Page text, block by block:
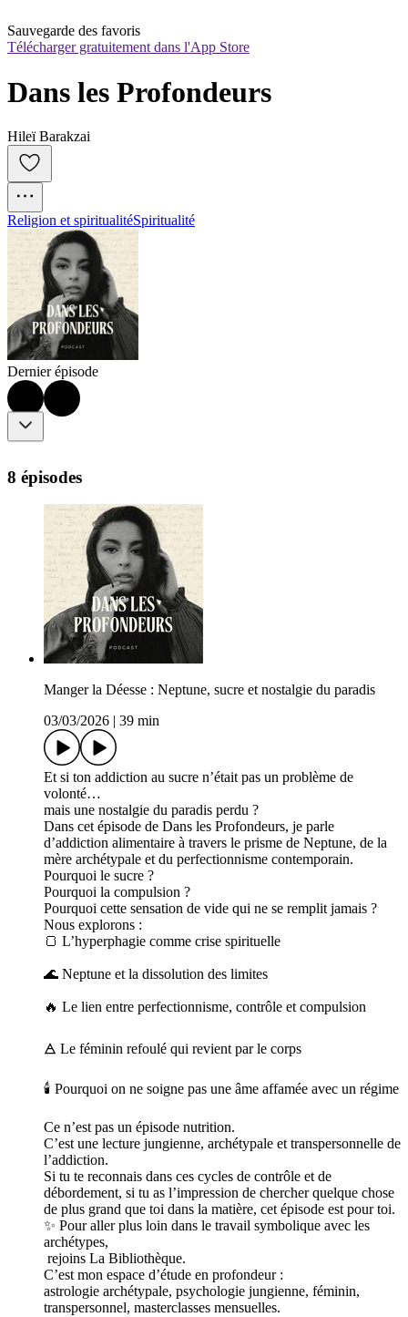
Sauvegarde des favoris
Télécharger gratuitement dans l'App Store
Dans les Profondeurs
Hileï Barakzai
Religion et spiritualitéSpiritualité
Dernier épisode
8 épisodes
Manger la Déesse : Neptune, sucre et nostalgie du paradis
03/03/2026
39 min
Et si ton addiction au sucre n’était pas un problème de
volonté…
mais une nostalgie du paradis perdu ?
Dans cet épisode de Dans les Profondeurs, je parle
d’addiction alimentaire à travers le prisme de Neptune, de la
mère archétypale et du perfectionnisme contemporain.
Pourquoi le sucre ?
Pourquoi la compulsion ?
Pourquoi cette sensation de vide qui ne se remplit jamais ?
Nous explorons :
🍞 L’hyperphagie comme crise spirituelle
🌊 Neptune et la dissolution des limites
🔥 Le lien entre perfectionnisme, contrôle et compulsion
🜁 Le féminin refoulé qui revient par le corps
🕯 Pourquoi on ne soigne pas une âme affamée avec un régime
Ce n’est pas un épisode nutrition.
C’est une lecture jungienne, archétypale et transpersonnelle de
l’addiction.
Si tu te reconnais dans ces cycles de contrôle et de
débordement, si tu as l’impression de chercher quelque chose
de plus grand que toi dans la matière, cet épisode est pour toi.
✨ Pour aller plus loin dans le travail symbolique avec les
archétypes,
rejoins La Bibliothèque.
C’est mon espace d’étude en profondeur :
astrologie archétypale, psychologie jungienne, féminin,
transpersonnel, masterclasses mensuelles.